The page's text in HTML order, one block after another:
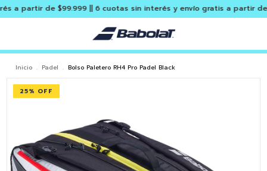
de $99.999 || 6 cuotas sin interés y envío gratis a partir de
Inicio . Padel . Bolso Paletero RH4 Pro Padel Black
25% OFF